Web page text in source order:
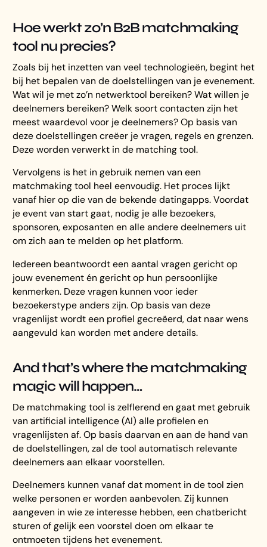
Hoe werkt zo’n B2B matchmaking
tool nu precies?
Zoals bij het inzetten van veel technologieën, begint het
bij het bepalen van de doelstellingen van je evenement.
Wat wil je met zo’n netwerktool bereiken? Wat willen je
deelnemers bereiken? Welk soort contacten zijn het
meest waardevol voor je deelnemers? Op basis van
deze doelstellingen creëer je vragen, regels en grenzen.
Deze worden verwerkt in de matching tool.
Vervolgens is het in gebruik nemen van een
matchmaking tool heel eenvoudig. Het proces lijkt
vanaf hier op die van de bekende datingapps. Voordat
je event van start gaat, nodig je alle bezoekers,
sponsoren, exposanten en alle andere deelnemers uit
om zich aan te melden op het platform.
Iedereen beantwoordt een aantal vragen gericht op
jouw evenement én gericht op hun persoonlijke
kenmerken. Deze vragen kunnen voor ieder
bezoekerstype anders zijn. Op basis van deze
vragenlijst wordt een profiel gecreëerd, dat naar wens
aangevuld kan worden met andere details.
And that’s where the matchmaking
magic will happen…
De matchmaking tool is zelflerend en gaat met gebruik
van artificial intelligence (AI) alle profielen en
vragenlijsten af. Op basis daarvan en aan de hand van
de doelstellingen, zal de tool automatisch relevante
deelnemers aan elkaar voorstellen.
Deelnemers kunnen vanaf dat moment in de tool zien
welke personen er worden aanbevolen. Zij kunnen
aangeven in wie ze interesse hebben, een chatbericht
sturen of gelijk een voorstel doen om elkaar te
ontmoeten tijdens het evenement.